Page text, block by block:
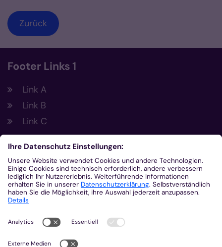
Zurück
Footer Links 1
Link A
Link B
Link C
Footer Links 2
Link A
Link B
Link C
Kontakt